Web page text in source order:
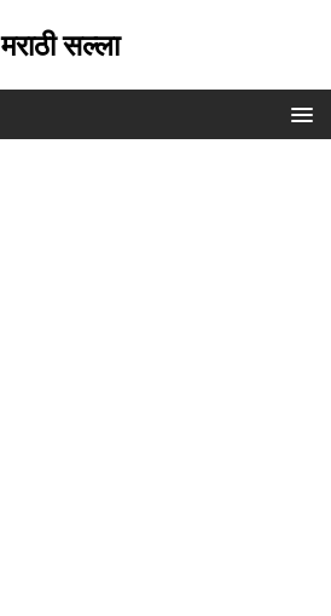
मराठी सल्ला